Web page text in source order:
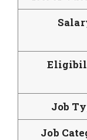
Job
Job